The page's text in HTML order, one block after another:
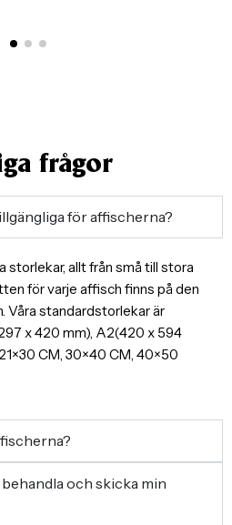
frågor
för affischerna?
storlekar, allt från små till stora
för varje affisch finns på den
Våra standardstorlekar är
x 420 mm), A2(420 x 594
CM, 30×40 CM, 40×50
och skicka min